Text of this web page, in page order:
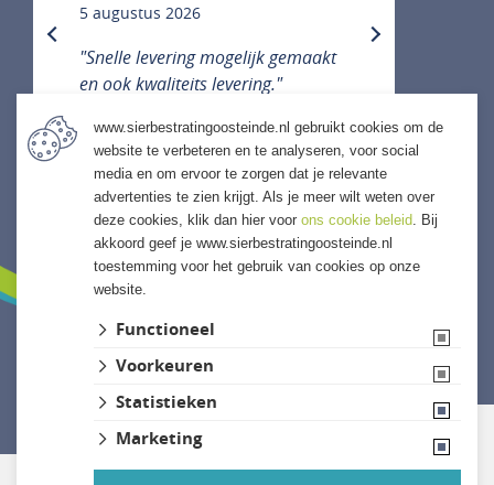
5 augustus 2026
"Snelle levering mogelijk gemaakt
en ook kwaliteits levering."
previous next
ALLE ERVARINGEN
Website ontwikkeld door Lined
www.sierbestratingoosteinde.nl gebruikt cookies om de
website te verbeteren en te analyseren, voor social
media en om ervoor te zorgen dat je relevante
advertenties te zien krijgt. Als je meer wilt weten over
deze cookies, klik dan hier voor ons cookie beleid. Bij
akkoord geef je www.sierbestratingoosteinde.nl
toestemming voor het gebruik van cookies op onze
website.
Functioneel
Voorkeuren
Statistieken
Marketing